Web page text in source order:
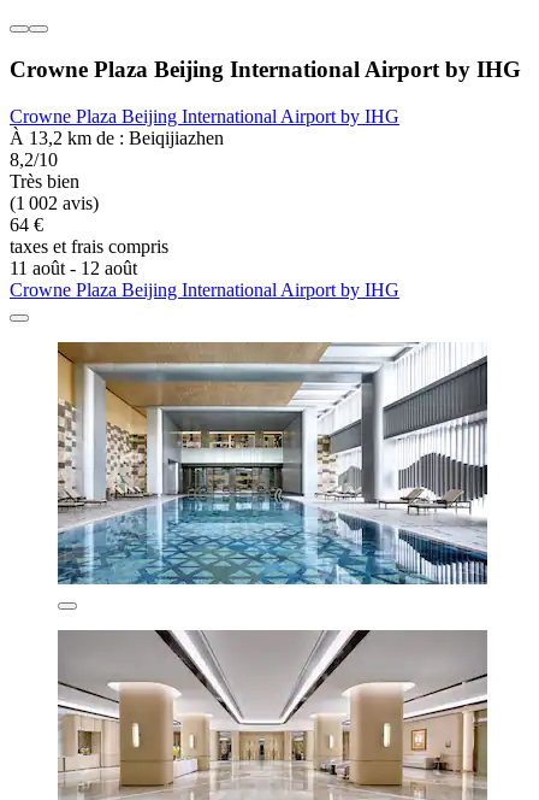
Crowne Plaza Beijing International Airport by IHG
Crowne Plaza Beijing International Airport by IHG
À 13,2 km de : Beiqijiazhen
8,2/10
Très bien
(1 002 avis)
64 €
taxes et frais compris
11 août - 12 août
Crowne Plaza Beijing International Airport by IHG